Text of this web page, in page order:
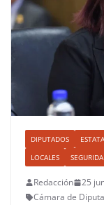
DIPUTADOS
LOCALES
Redacción
25
Cámara de